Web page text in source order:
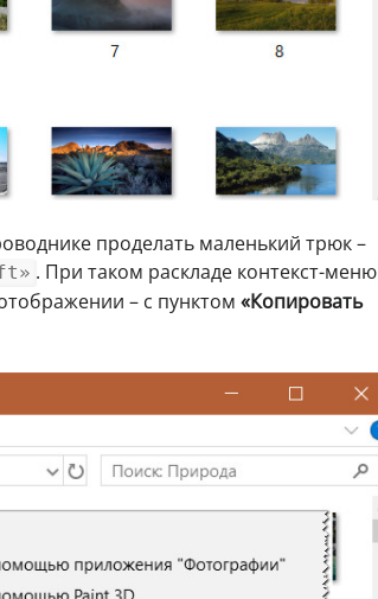
проделать маленький трюк –
. При таком раскладе контекст-меню
– с пунктом «Копировать